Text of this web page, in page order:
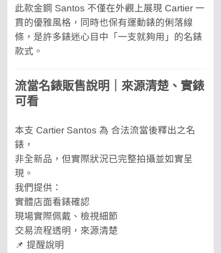
此款金鋼 Santos 不僅在外觀上展現 Cartier 一
貫的優雅風格，同時也保有運動錶的俐落線
條，是許多錶迷心目中「一支就夠用」的名錶
款式。
流當名錶販售說明｜來源清楚、實錶
可看
本支 Cartier Santos 為 合法流當後釋出之名
錶，
非全新品，但實際狀況已完整拍攝並如實呈
現。
我們提供：
實體店面看錶確認
現場實際佩戴、檢視細節
交易流程透明，來源清楚
📌 提醒說明